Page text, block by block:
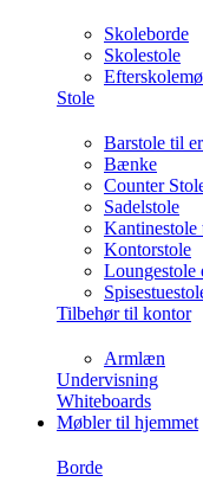
Skoleborde
Skolestole
Stole
Barstole til
Bænke
Counter
Sadelstole
Kontorstole
Loungestole
Tilbehør til kontor
Armlæn
Undervisning
Whiteboards
Møbler til hjemmet
Borde